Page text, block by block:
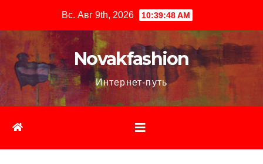
содержимому
Вс. Авг 9th, 2026 10:39:49 AM
Novakfashion
Интернет-путь